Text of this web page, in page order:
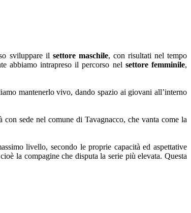
sviluppare il settore maschile, con risultati nel tempo
abbiamo intrapreso il percorso nel settore femminile,
mantenerlo vivo, dando spazio ai giovani all’interno
sede nel comune di Tavagnacco, che vanta come la
livello, secondo le proprie capacità ed aspettative
la compagine che disputa la serie più elevata. Questa